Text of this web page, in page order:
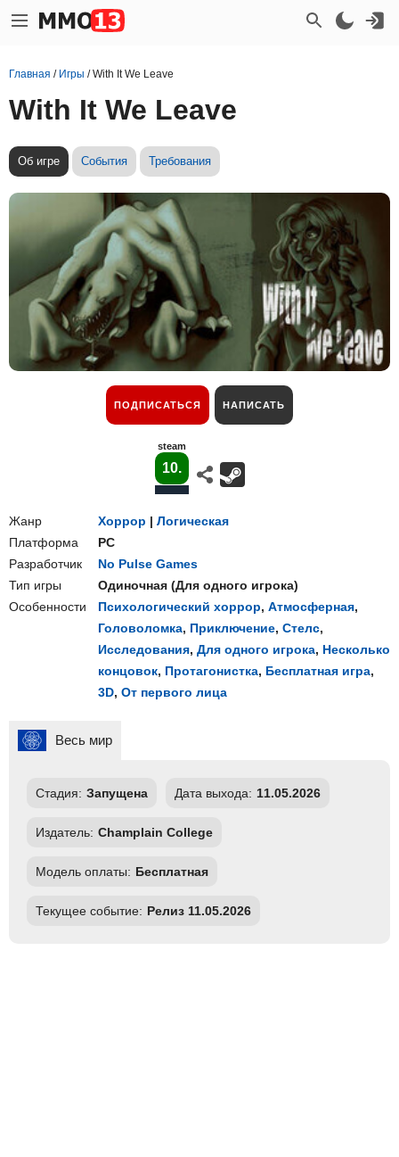
Главная / Игры /With It We Leave
With It We Leave
Об игре События Требования
ПОДПИСАТЬСЯ НАПИСАТЬ
steam
10.
Жанр Хоррор | Логическая
Платформа
PC
Разработчик
No Pulse Games
Тип игры
Одиночная (Для одного игрока)
Особенности
Психологический хоррор, Атмосферная,
Головоломка, Приключение, Стелс,
Исследования, Для одного игрока, Несколько
концовок, Протагонистка, Бесплатная игра,
3D, От первого лица
Весь мир
Стадия: Запущена Дата выхода: 11.05.2026
Издатель: Champlain College
Модель оплаты: Бесплатная
Текущее событие: Релиз 11.05.2026